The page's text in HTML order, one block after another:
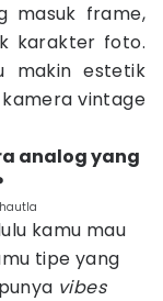
masuk frame,
karakter foto.
makin estetik
vintage
analog yang
kamu mau
tipe yang
vibes